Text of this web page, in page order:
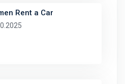
Rent a Car